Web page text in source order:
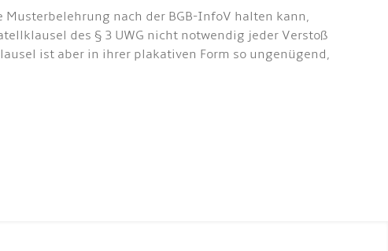
nach der BGB-InfoV halten kann,
des § 3 UWG nicht notwendig jeder Verstoß
ist aber in ihrer plakativen Form so ungenügend,